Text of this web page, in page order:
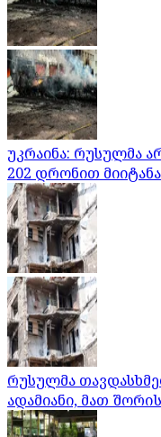
უკრაინა: რუსულმა
202 დრონით
რუსულმა
ადამიანი, მათ